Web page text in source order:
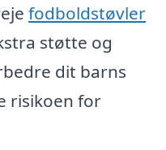
fodboldstøvler
støtte og
dit barns
risikoen for